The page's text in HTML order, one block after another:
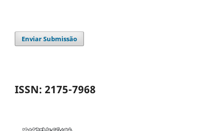
Enviar Submissão
ISSN: 2175-7968